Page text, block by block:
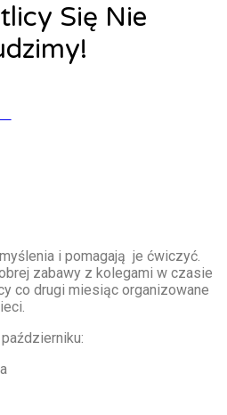
Się Nie
i pomagają je ćwiczyć.
zabawy z kolegami w czasie
co drugi miesiąc organizowane